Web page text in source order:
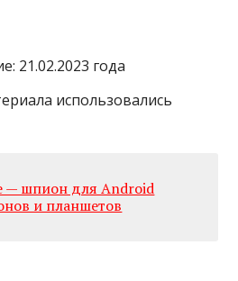
21.02.2023 года
использовались
— шпион для Android
и планшетов